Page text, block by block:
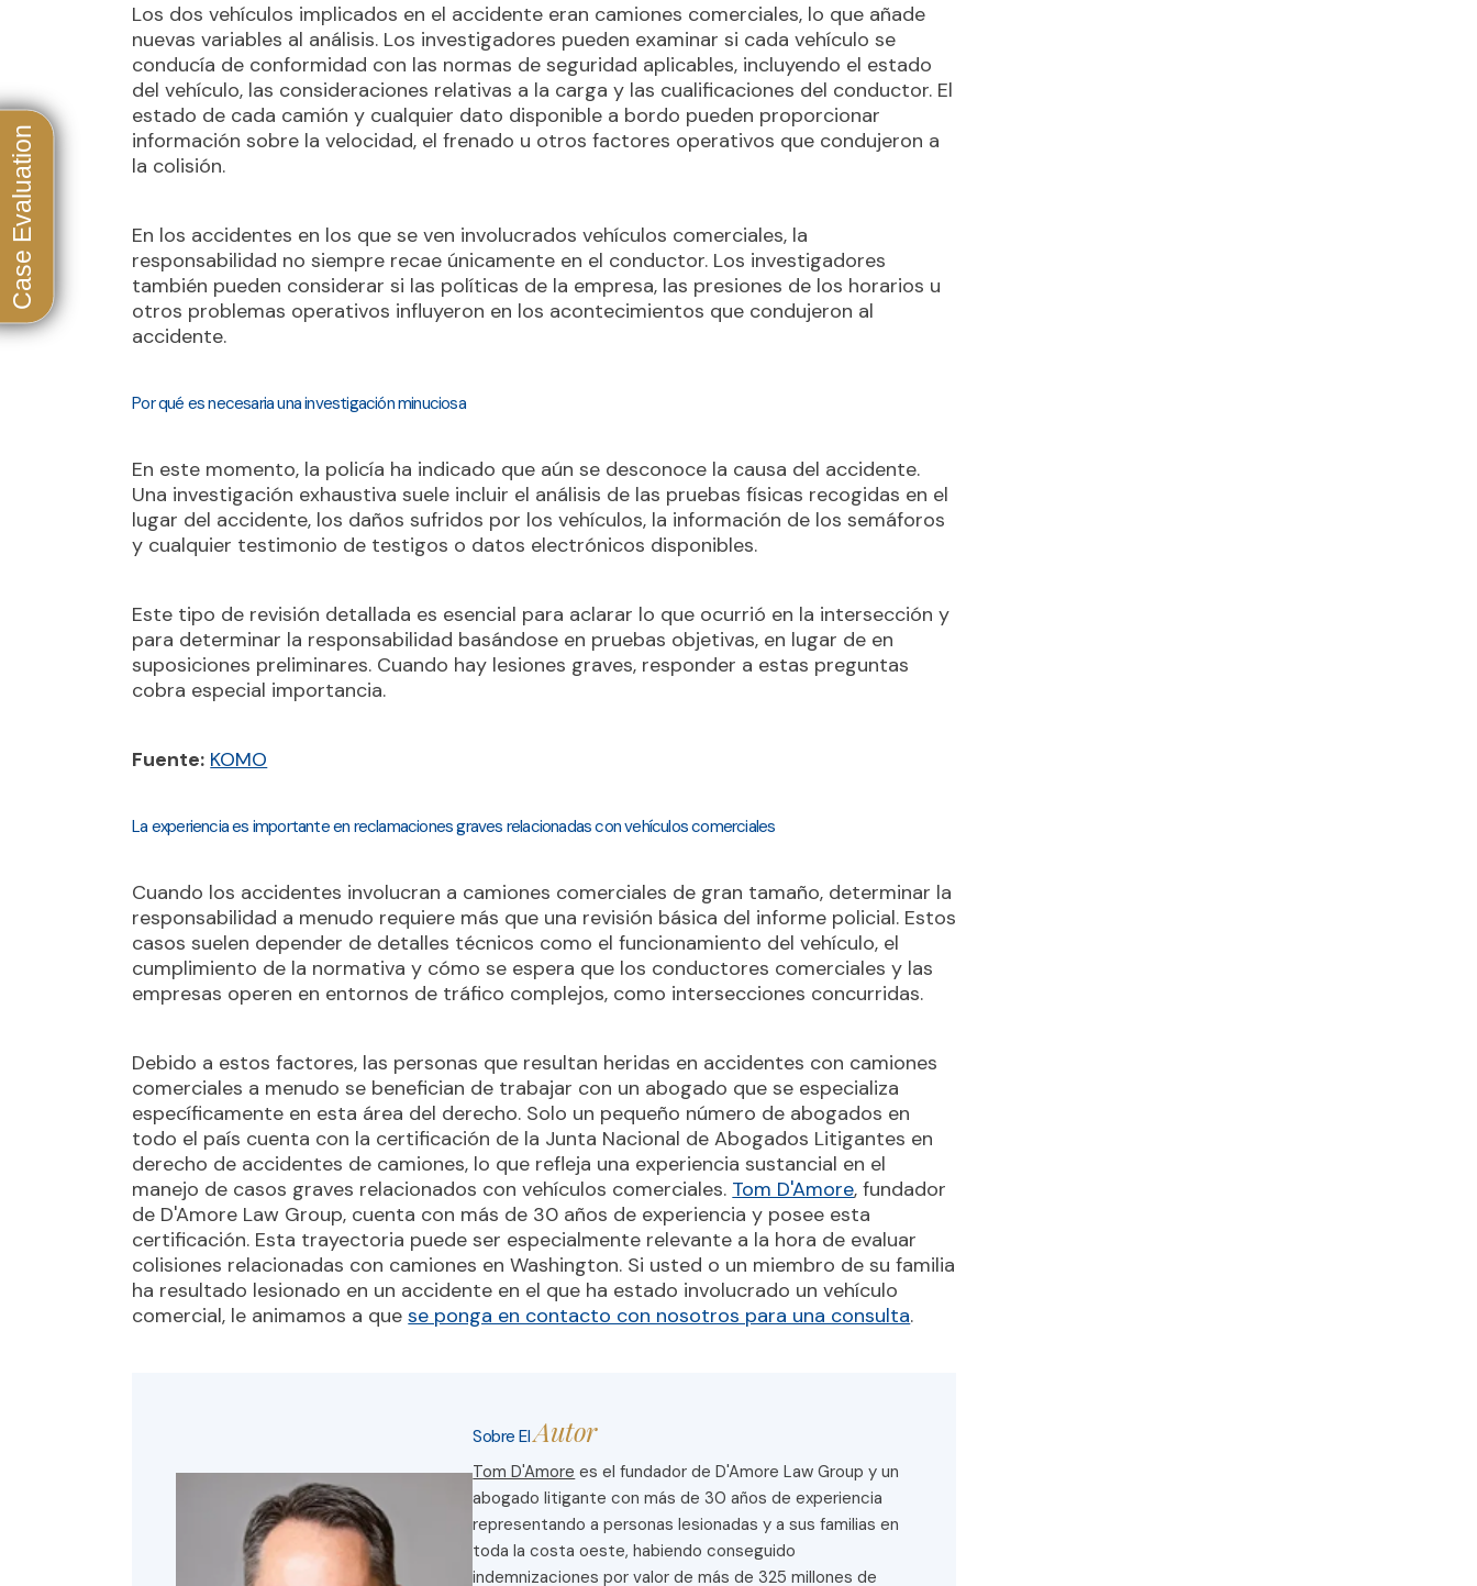
Los dos vehículos implicados en el accidente eran camiones comerciales, lo que añade
nuevas variables al análisis. Los investigadores pueden examinar si cada vehículo se
conducía de conformidad con las normas de seguridad aplicables, incluyendo el estado
del vehículo, las consideraciones relativas a la carga y las cualificaciones del conductor. El
estado de cada camión y cualquier dato disponible a bordo pueden proporcionar
información sobre la velocidad, el frenado u otros factores operativos que condujeron a
la colisión.
En los accidentes en los que se ven involucrados vehículos comerciales, la
responsabilidad no siempre recae únicamente en el conductor. Los investigadores
también pueden considerar si las políticas de la empresa, las presiones de los horarios u
otros problemas operativos influyeron en los acontecimientos que condujeron al
accidente.
Por qué es necesaria una investigación minuciosa
En este momento, la policía ha indicado que aún se desconoce la causa del accidente.
Una investigación exhaustiva suele incluir el análisis de las pruebas físicas recogidas en el
lugar del accidente, los daños sufridos por los vehículos, la información de los semáforos
y cualquier testimonio de testigos o datos electrónicos disponibles.
Este tipo de revisión detallada es esencial para aclarar lo que ocurrió en la intersección y
para determinar la responsabilidad basándose en pruebas objetivas, en lugar de en
suposiciones preliminares. Cuando hay lesiones graves, responder a estas preguntas
cobra especial importancia.
Fuente: KOMO
La experiencia es importante en reclamaciones graves relacionadas con vehículos comerciales
Cuando los accidentes involucran a camiones comerciales de gran tamaño, determinar la
responsabilidad a menudo requiere más que una revisión básica del informe policial. Estos
casos suelen depender de detalles técnicos como el funcionamiento del vehículo, el
cumplimiento de la normativa y cómo se espera que los conductores comerciales y las
empresas operen en entornos de tráfico complejos, como intersecciones concurridas.
Debido a estos factores, las personas que resultan heridas en accidentes con camiones
comerciales a menudo se benefician de trabajar con un abogado que se especializa
específicamente en esta área del derecho. Solo un pequeño número de abogados en
todo el país cuenta con la certificación de la Junta Nacional de Abogados Litigantes en
derecho de accidentes de camiones, lo que refleja una experiencia sustancial en el
manejo de casos graves relacionados con vehículos comerciales. Tom D'Amore, fundador
de D'Amore Law Group, cuenta con más de 30 años de experiencia y posee esta
certificación. Esta trayectoria puede ser especialmente relevante a la hora de evaluar
colisiones relacionadas con camiones en Washington. Si usted o un miembro de su familia
ha resultado lesionado en un accidente en el que ha estado involucrado un vehículo
comercial, le animamos a quese ponga en contacto con nosotros para una consulta.
Sobre ElAutor
Tom D'Amore es el fundador de D'Amore Law Group y un
abogado litigante con más de 30 años de experiencia
representando a personas lesionadas y a sus familias en
toda la costa oeste, habiendo conseguido
indemnizaciones por valor de más de 325 millones de